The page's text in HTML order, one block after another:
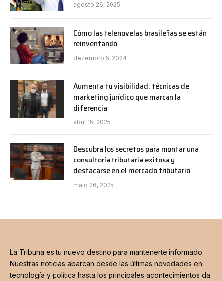
agosto 26, 2025
Cómo las telenovelas brasileñas se están
reinventando
dezembro 5, 2024
Aumenta tu visibilidad: técnicas de
marketing jurídico que marcan la
diferencia
abril 15, 2025
Descubra los secretos para montar una
consultoría tributaria exitosa y
destacarse en el mercado tributario
maio 26, 2025
La Tribuna es tu nuevo destino para mantenerte informado.
Nuestras noticias abarcan desde las últimas novedades en
tecnología y política hasta los principales acontecimientos da